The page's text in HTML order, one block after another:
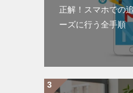
正解！スマホでの
ーズに行う全手順